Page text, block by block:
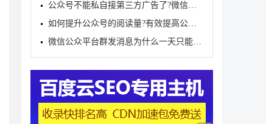
公众号不能私自接第三方广告了?微信发布重磅新规
如何提升公众号的阅读量?有效提高公众号文章阅读量的
微信公众平台群发消息为什么一天只能发一条呢